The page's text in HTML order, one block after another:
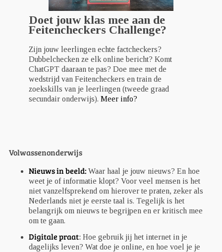
Doet jouw klas mee aan de
Feitencheckers Challenge?
Zijn jouw leerlingen echte factcheckers?
Dubbelchecken ze elk online bericht? Komt
ChatGPT daaraan te pas? Doe mee met de
wedstrijd van Feitencheckers en train de
zoekskills van je leerlingen (tweede graad
secundair onderwijs). Meer info?
Volwassenonderwijs
Nieuws in beeld: Waar haal je jouw nieuws? En hoe
weet je of informatie klopt? Voor veel mensen is het
niet vanzelfsprekend om hierover te praten, zeker als
Nederlands niet je eerste taal is. Tegelijk is het
belangrijk om nieuws te begrijpen en er kritisch mee
om te gaan.
Digitale praat: Hoe gebruik jij het internet in je
dagelijks leven? Wat doe je online, en hoe voel je je